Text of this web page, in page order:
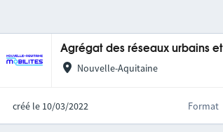
Agrégat des réseaux urbains
Nouvelle-Aquitaine
créé le 10/03/2022 Format